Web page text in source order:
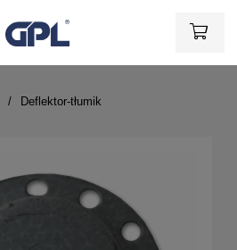
Deflektor-tłumik